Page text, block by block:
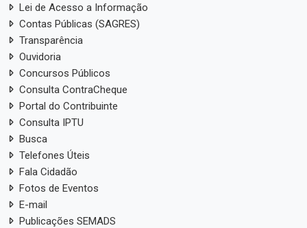
Lei de Acesso a Informação
Contas Públicas (SAGRES)
Transparência
Ouvidoria
Concursos Públicos
Consulta ContraCheque
Portal do Contribuinte
Consulta IPTU
Busca
Telefones Úteis
Fala Cidadão
Fotos de Eventos
E-mail
Publicações SEMADS